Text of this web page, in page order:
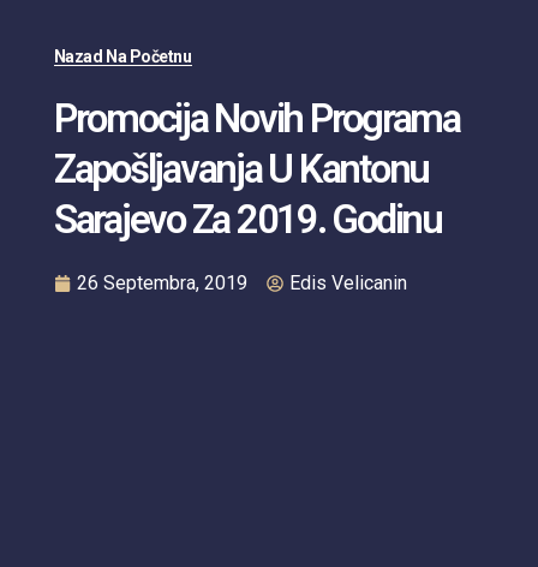
Nazad Na Početnu
Promocija Novih Programa
Zapošljavanja U Kantonu
Sarajevo Za 2019. Godinu
26 Septembra, 2019 Edis Velicanin